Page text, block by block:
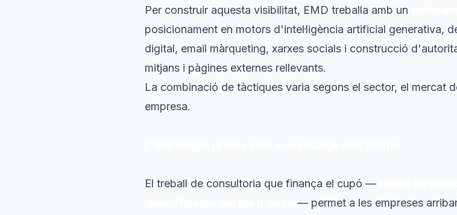
Per construir aquesta visibilitat, EMD treballa amb un
posicionament en motors d'intel·ligència artificial generativa,
digital, email màrqueting, xarxes socials i construcció
mitjans i pàgines externes rellevants.
La combinació de tàctiques varia segons el sector, el mercat
empresa.
El treball de consultoria que finança el cupó —
— permet a les empreses